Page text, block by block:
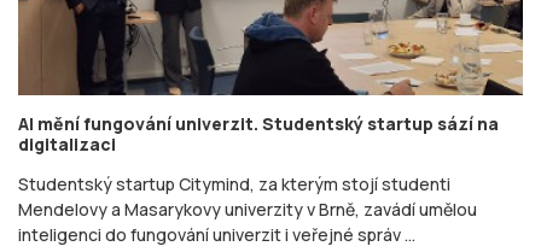
AI mění fungování univerzit. Studentský startup sází na
digitalizaci
Studentský startup Citymind, za kterým stojí studenti
Mendelovy a Masarykovy univerzity v Brně, zavádí umělou
inteligenci do fungování univerzit i veřejné správ ...